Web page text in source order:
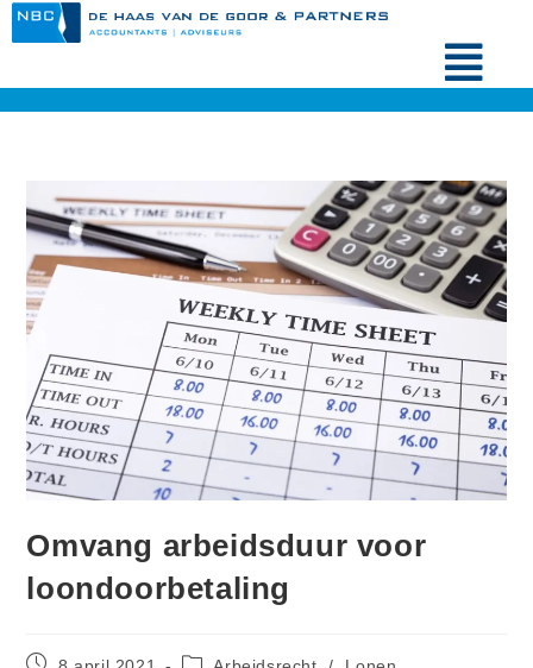
Omvang arbeidsduur voor
loondoorbetaling